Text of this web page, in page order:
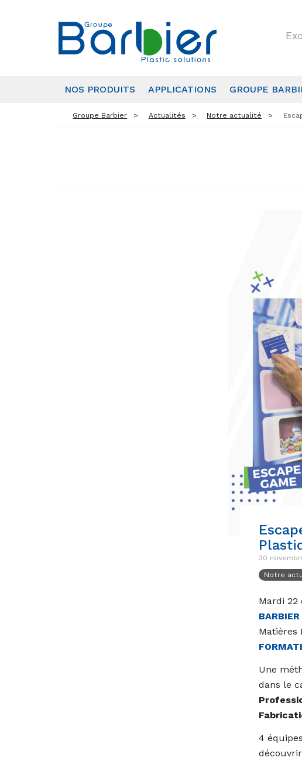
NOS PRODUITS APPLICATIONS GROUPE
Groupe Barbier Actualités Notre actualité
30
Notre
Mardi 22
BARBIER
Matières
Une
dans le
4